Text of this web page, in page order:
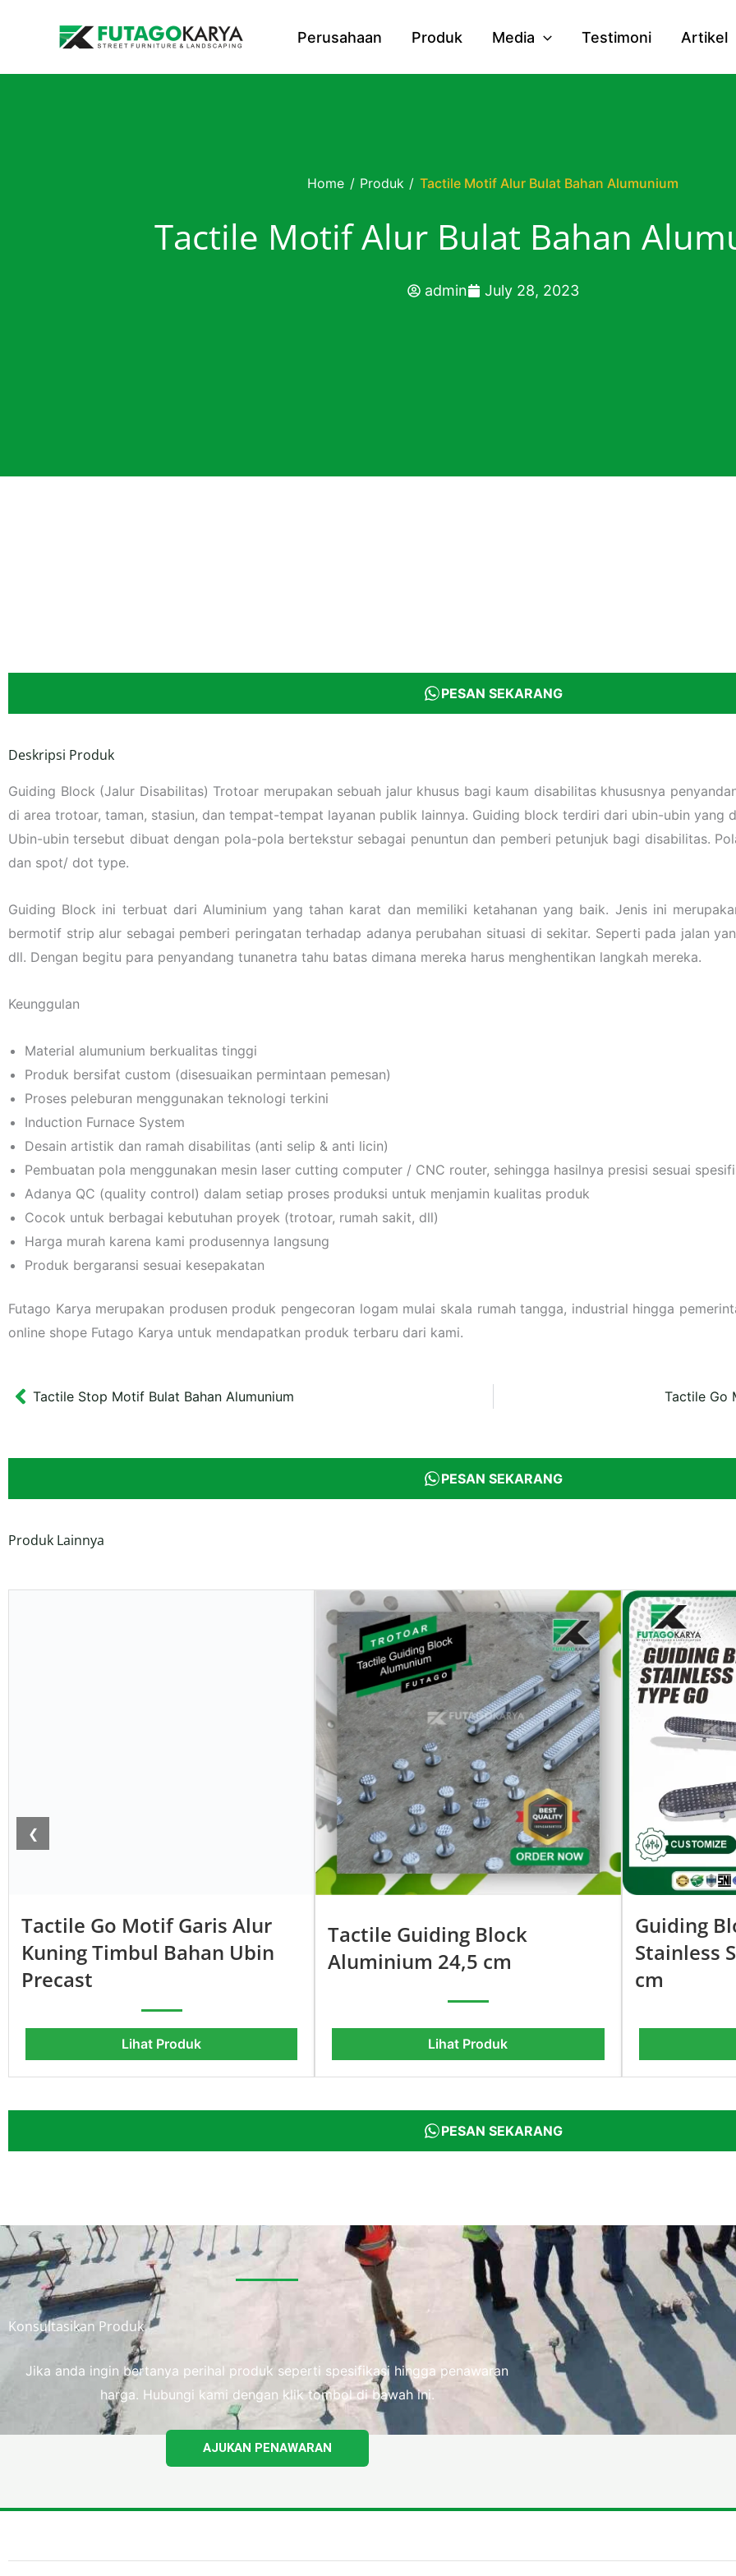
Perusahaan Produk Media Testimoni Artikel
Home / Produk / Tactile Motif Alur Bulat Bahan Alumunium
Tactile Motif Alur Bulat Bahan
admin July 28, 2023
PESAN SEKARANG
Deskripsi Produk
Guiding Block (Jalur Disabilitas) Trotoar merupakan sebuah jalur khusus bagi kaum disabilitas khususnya
di area trotoar, taman, stasiun, dan tempat-tempat layanan publik lainnya. Guiding block terdiri dari ubin-ubin yang
Ubin-ubin tersebut dibuat dengan pola-pola bertekstur sebagai penuntun dan pemberi petunjuk bagi disabilitas.
dan spot/ dot type.
Guiding Block ini terbuat dari Aluminium yang tahan karat dan memiliki ketahanan yang baik. Jenis ini
bermotif strip alur sebagai pemberi peringatan terhadap adanya perubahan situasi di sekitar. Seperti pada jalan
dll. Dengan begitu para penyandang tunanetra tahu batas dimana mereka harus menghentikan langkah mereka.
Keunggulan
Material alumunium berkualitas tinggi
Produk bersifat custom (disesuaikan permintaan pemesan)
Proses peleburan menggunakan teknologi terkini
Induction Furnace System
Desain artistik dan ramah disabilitas (anti selip & anti licin)
Pembuatan pola menggunakan mesin laser cutting computer / CNC router, sehingga hasilnya presisi sesuai
Adanya QC (quality control) dalam setiap proses produksi untuk menjamin kualitas produk
Cocok untuk berbagai kebutuhan proyek (trotoar, rumah sakit, dll)
Harga murah karena kami produsennya langsung
Produk bergaransi sesuai kesepakatan
Futago Karya merupakan produsen produk pengecoran logam mulai skala rumah tangga, industrial hingga
online shope Futago Karya untuk mendapatkan produk terbaru dari kami.
Prev
Tactile Stop Motif Bulat Bahan Alumunium Tactile Go
PESAN SEKARANG
Produk Lainnya
❮
Tactile Go Motif Garis Alur
Kuning Timbul Bahan Ubin
Precast
Lihat Produk
Tactile Guiding Block
Aluminium 24,5 cm
Lihat Produk
Guiding
Stainless
cm
PESAN SEKARANG
Konsultasikan Produk
Jika anda ingin bertanya perihal produk seperti spesifikasi hingga penawaran
harga. Hubungi kami dengan klik tombol di bawah ini.
AJUKAN PENAWARAN